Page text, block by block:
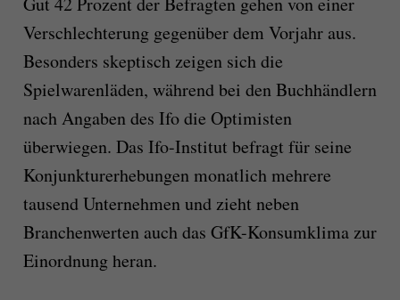
Verschlechterung gegenüber dem Vorjahr aus.
Besonders skeptisch zeigen sich die
Spielwarenläden, während bei den Buchhändlern
nach Angaben des Ifo die Optimisten
überwiegen. Das Ifo-Institut befragt für seine
Konjunkturerhebungen monatlich mehrere
tausend Unternehmen und zieht neben
Branchenwerten auch das GfK-Konsumklima zur
Einordnung heran.